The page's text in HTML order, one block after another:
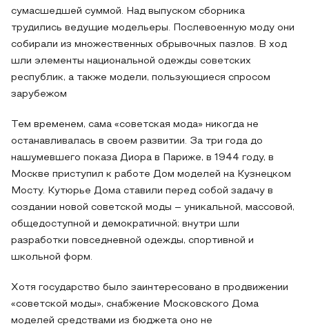
сумасшедшей суммой. Над выпуском сборника
трудились ведущие модельеры. Послевоенную моду они
собирали из множественных обрывочных пазлов. В ход
шли элементы национальной одежды советских
республик, а также модели, пользующиеся спросом
зарубежом
Тем временем, сама «советская мода» никогда не
останавливалась в своем развитии. За три года до
нашумевшего показа Диора в Париже, в 1944 году, в
Москве приступил к работе Дом моделей на Кузнецком
Мосту. Кутюрье Дома ставили перед собой задачу в
создании новой советской моды – уникальной, массовой,
общедоступной и демократичной; внутри шли
разработки повседневной одежды, спортивной и
школьной форм.
Хотя государство было заинтересовано в продвижении
«советской моды», снабжение Московского Дома
моделей средствами из бюджета оно не